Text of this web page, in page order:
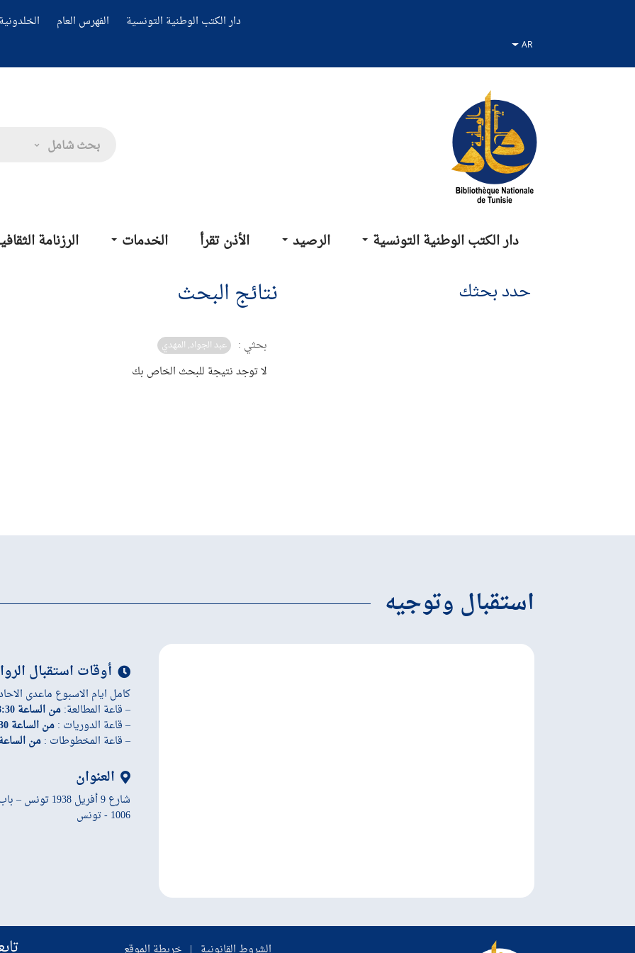
دار الكتب الوطنية التونسية الفهرس العام
بحث شامل
دار الكتب الوطنية التونسية الرصيد الأذن تقرأ الخدمات الرزنامة
نتائج البحث
بحثي : عبد الجواد, المهدي
لا توجد نتيجة للبحث الخاص بك
حدد بحثك
استقبال وتوجيه
أوقات استقبال
كامل ايام الاسبوع ماعدى
– قاعة المطالعة:من الساعة 8:30 إلى الساعة 19:45
– قاعة الدوريات :من الساعة 8:30 إلى الساعة 19:45
– قاعة المخطوطات :من الساعة 8:30 إلى الساعة
العنوان
شارع 9 أفريل 1938 تونس – باب سويقة
1006 - تونس